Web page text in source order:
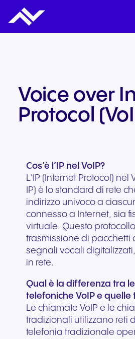
Voice over
Protocol
Cos’è l’IP nel VoIP?
L'IP (Internet Protocol) nel
IP) è lo standard di rete
indirizzo univoco a
connesso a Internet, sia
virtuale. Questo
trasmissione di pacchetti
segnali vocali
in rete.
Qual è la differenza tra
telefoniche VoIP e quelle
Le chiamate VoIP e le
tradizionali utilizzano reti
telefonia tradizionale